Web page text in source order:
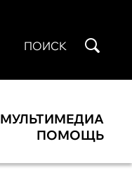
ПОИСК
МУЛЬТИМЕДИА
ПОМОЩЬ